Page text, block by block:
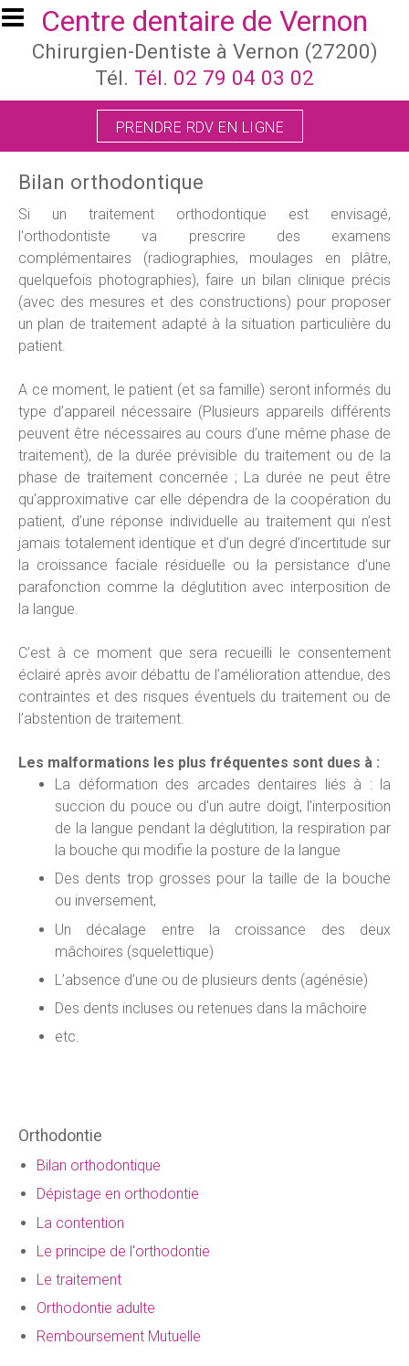
Aller au contenu principal
Centre dentaire de Vernon
Chirurgien-Dentiste à Vernon (27200)
Tél. Tél. 02 79 04 03 02
PRENDRE RDV EN LIGNE
Bilan orthodontique
Si un traitement orthodontique est envisagé,
l'orthodontiste va prescrire des examens
complémentaires (radiographies, moulages en plâtre,
quelquefois photographies), faire un bilan clinique précis
(avec des mesures et des constructions) pour proposer
un plan de traitement adapté à la situation particulière du
patient.
A ce moment, le patient (et sa famille) seront informés du
type d’appareil nécessaire (Plusieurs appareils différents
peuvent être nécessaires au cours d’une même phase de
traitement), de la durée prévisible du traitement ou de la
phase de traitement concernée ; La durée ne peut être
qu’approximative car elle dépendra de la coopération du
patient, d’une réponse individuelle au traitement qui n’est
jamais totalement identique et d’un degré d’incertitude sur
la croissance faciale résiduelle ou la persistance d’une
parafonction comme la déglutition avec interposition de
la langue.
C’est à ce moment que sera recueilli le consentement
éclairé après avoir débattu de l’amélioration attendue, des
contraintes et des risques éventuels du traitement ou de
l’abstention de traitement.
Les malformations les plus fréquentes sont dues à :
La déformation des arcades dentaires liés à : la
succion du pouce ou d'un autre doigt, l'interposition
de la langue pendant la déglutition, la respiration par
la bouche qui modifie la posture de la langue
Des dents trop grosses pour la taille de la bouche
ou inversement,
Un décalage entre la croissance des deux
mâchoires (squelettique)
L’absence d’une ou de plusieurs dents (agénésie)
Des dents incluses ou retenues dans la mâchoire
etc.
Orthodontie
Bilan orthodontique
Dépistage en orthodontie
La contention
Le principe de l'orthodontie
Le traitement
Orthodontie adulte
Remboursement Mutuelle